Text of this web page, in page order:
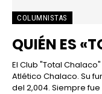
COLUMNISTAS
QUIÉN ES
El Club "Total
Atlético Chalaco. Su
del 2,004. Siempre